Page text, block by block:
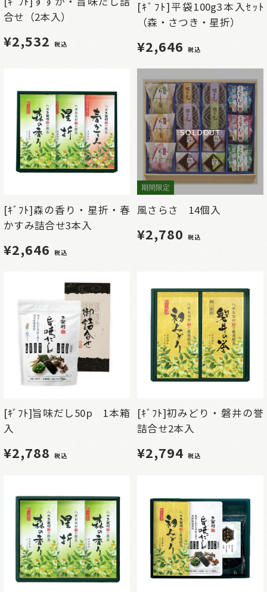
合せ（2本入）
¥2,532 税込
[ｷﾞﾌﾄ]平袋100g3本入ｾｯﾄ
（森・さつき・星折）
¥2,646 税込
[ｷﾞﾌﾄ]森の香り・星折・春
かすみ詰合せ3本入
¥2,646 税込
SOLDOUT
期間限定
風さらさ 14個入
¥2,780 税込
[ｷﾞﾌﾄ]旨味だし50p 1本箱
入
¥2,788 税込
[ｷﾞﾌﾄ]初みどり・磐井の誉
詰合せ2本入
¥2,794 税込